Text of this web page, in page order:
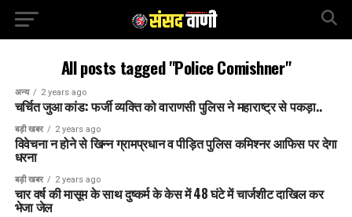
All posts tagged "Police Comishner"
अन्य 2 years ago
चर्चित जुआ कांड: फर्जी व्यक्ति को वाराणसी पुलिस ने महाराष्ट्र से पकड़ा..
बड़ी खबर 2 years ago
विवेचना न होने से खिन्न ग्रामप्रधान व पीड़ित पुलिस कमिश्नर आफिस पर देगा
धरना
बड़ी खबर 2 years ago
चार वर्ष की मासूम के साथ दुष्कर्म के केस में 48 घंटे में चार्जशीट दाखिल कर
भेजा जेल